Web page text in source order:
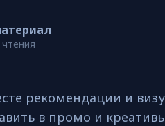
рекомендации и
в промо и